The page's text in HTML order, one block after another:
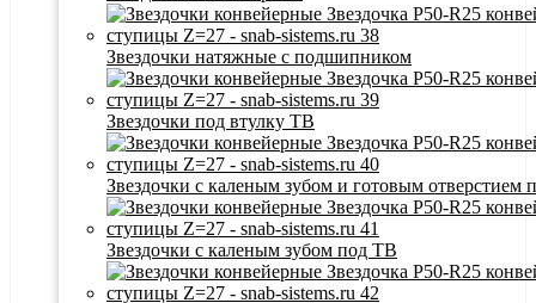
Звездочки натяжные с подшипником
Звездочки под втулку ТВ
Звездочки с каленым зубом и готовым отверстием
Звездочки с каленым зубом под ТВ